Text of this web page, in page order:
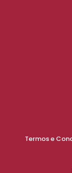
Termos e